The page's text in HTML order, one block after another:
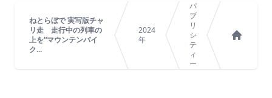
ねとらぼで 実写版チャ
リ走 走行中の列車の
上を“マウンテンバイ
ク...
2024
年
パ
ブ
リ
シ
テ
ィ
ー